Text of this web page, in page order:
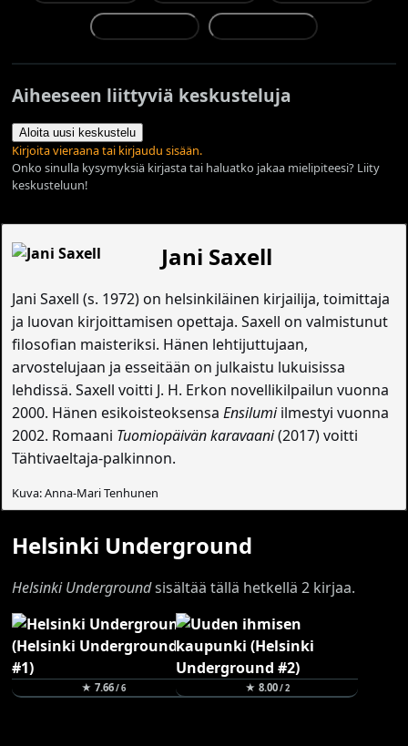
Aiheeseen liittyviä keskusteluja
Aloita uusi keskustelu
Kirjoita vieraana tai kirjaudu sisään.
Onko sinulla kysymyksiä kirjasta tai haluatko jakaa mielipiteesi? Liity
keskusteluun!
Jani Saxell
Jani Saxell (s. 1972) on helsinkiläinen kirjailija, toimittaja
ja luovan kirjoittamisen opettaja. Saxell on valmistunut
filosofian maisteriksi. Hänen lehtijuttujaan,
arvostelujaan ja esseitään on julkaistu lukuisissa
lehdissä. Saxell voitti J. H. Erkon novellikilpailun vuonna
2000. Hänen esikoisteoksensaEnsilumiilmestyi vuonna
2002. Romaani Tuomiopäivän karavaani(2017) voitti
Tähtivaeltaja-palkinnon.
Kuva: Anna-Mari Tenhunen
Helsinki Underground
Helsinki Undergroundsisältää tällä hetkellä 2 kirjaa.
★ 7.66/ 6 ★ 8.00/ 2